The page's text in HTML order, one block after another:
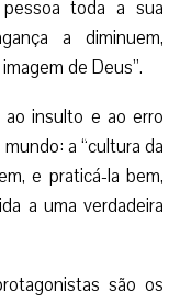
toda a sua
a diminuem,
de Deus”.
insulto e ao erro
a “cultura da
e praticá-la bem,
a uma verdadeira
são os